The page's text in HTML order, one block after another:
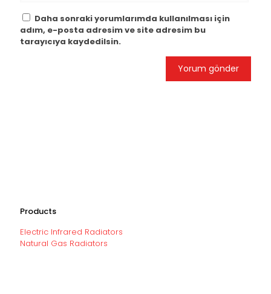
Daha sonraki yorumlarımda kullanılması için
adım, e-posta adresim ve site adresim bu
tarayıcıya kaydedilsin.
Products
Electric Infrared Radiators
Natural Gas Radiators